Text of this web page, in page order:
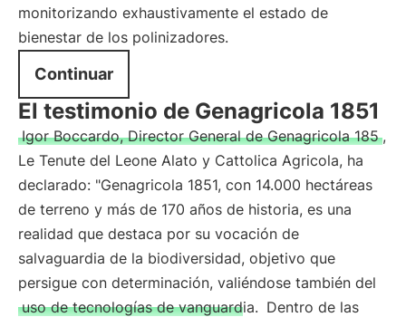
monitorizando exhaustivamente el estado de
bienestar de los polinizadores.
Continuar
El testimonio de Genagricola 1851
Igor Boccardo, Director General de Genagricola 185 ,
Le Tenute del Leone Alato y Cattolica Agricola, ha
declarado: "Genagricola 1851, con 14.000 hectáreas
de terreno y más de 170 años de historia, es una
realidad que destaca por su vocación de
salvaguardia de la biodiversidad, objetivo que
persigue con determinación, valiéndose también del
uso de tecnologías de vanguardia. Dentro de las